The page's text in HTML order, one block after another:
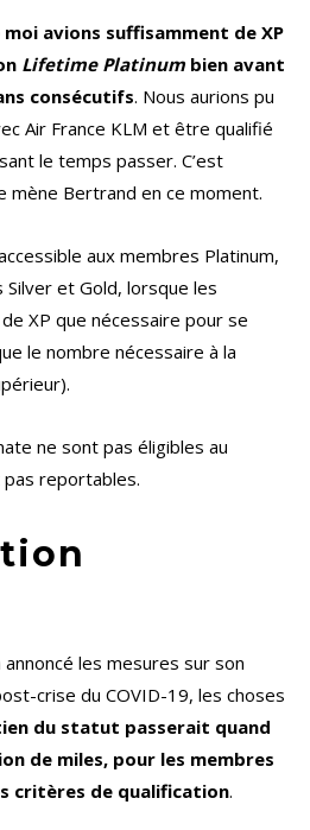
avions suffisamment de XP
Lifetime Platinum bien avant
consécutifs. Nous aurions pu
Air France KLM et être qualifié
le temps passer. C’est
mène Bertrand en ce moment.
aux membres Platinum,
et Gold, lorsque les
XP que nécessaire pour se
le nombre nécessaire à la
ne sont pas éligibles au
pas reportables.
annoncé les mesures sur son
crise du COVID-19, les choses
du statut passerait quand
de miles, pour les membres
critères de qualification.